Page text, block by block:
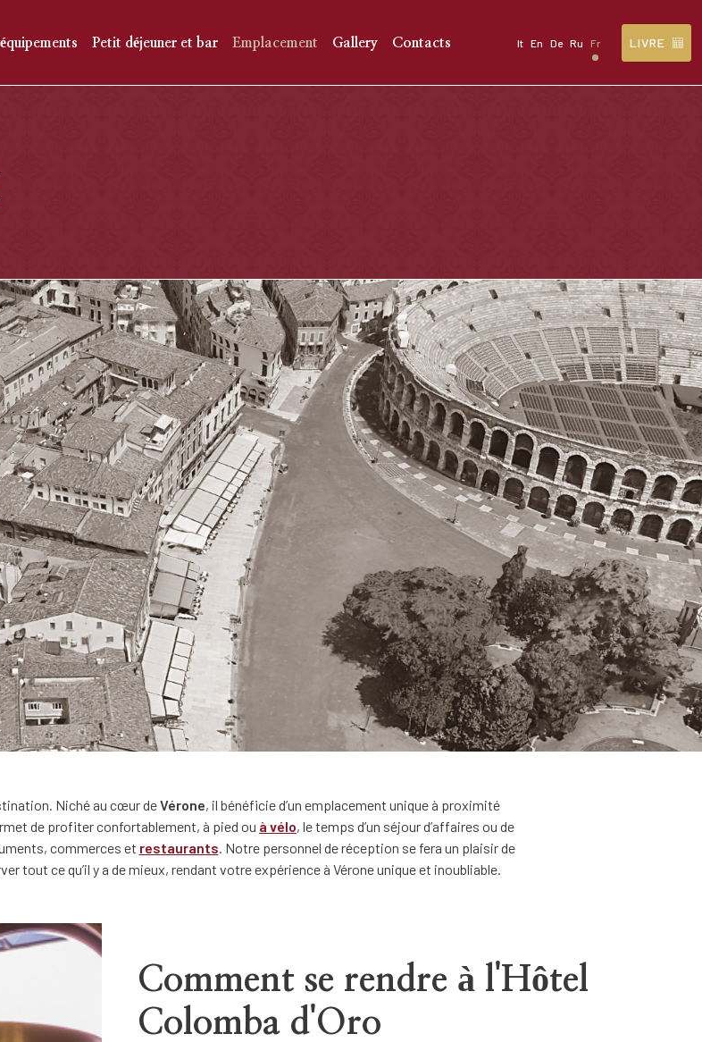
Petit déjeuner et bar Emplacement Gallery Contacts It En De Ru Fr LIVRE
Niché au cœur deVérone, il bénéficie d’un emplacement unique à proximité
de profiter confortablement, à pied ou à vélo, le temps d’un séjour d’affaires ou de
commerces et restaurants. Notre personnel de réception se fera un plaisir de
tout ce qu’il y a de mieux, rendant votre expérience à Vérone unique et inoubliable.
Comment se rendre à l'Hôtel
Colomba d'Oro